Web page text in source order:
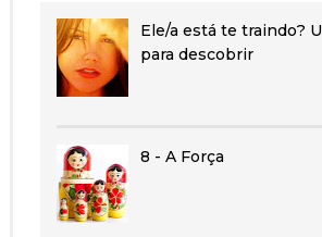
Ele/a está te traindo?
para descobrir
8 - A Força